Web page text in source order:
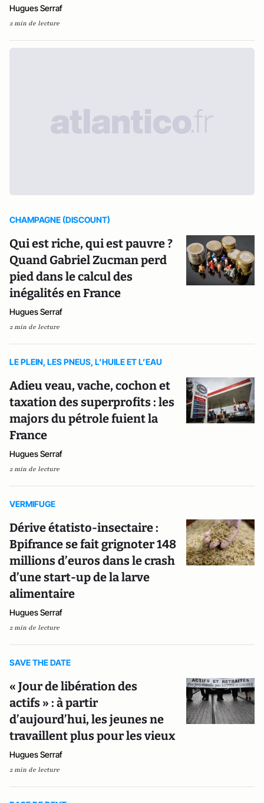
Hugues Serraf
2 min de lecture
CHAMPAGNE (DISCOUNT)
Qui est riche, qui est pauvre ?
Quand Gabriel Zucman perd
pied dans le calcul des
inégalités en France
Hugues Serraf
2 min de lecture
LE PLEIN, LES PNEUS, L’HUILE ET L’EAU
Adieu veau, vache, cochon et
taxation des superprofits : les
majors du pétrole fuient la
France
Hugues Serraf
2 min de lecture
VERMIFUGE
Dérive étatisto-insectaire :
Bpifrance se fait grignoter 148
millions d’euros dans le crash
d’une start-up de la larve
alimentaire
Hugues Serraf
2 min de lecture
SAVE THE DATE
« Jour de libération des
actifs » : à partir
d’aujourd’hui, les jeunes ne
travaillent plus pour les vieux
Hugues Serraf
2 min de lecture